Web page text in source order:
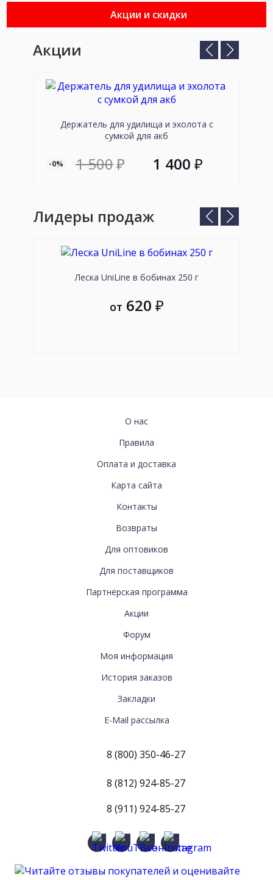
Акции и скидки
Акции
Предыдущий
слайдслайд
Держатель для удилища и эхолота с
сумкой для акб
-0% 1 500₽ 1 400 ₽
Лидеры продаж
Предыдущий
слайдслайд
Леска UniLine в бобинах 250 г
от 620 ₽
О нас
Правила
Оплата и доставка
Карта сайта
Контакты
Возвраты
Для оптовиков
Для поставщиков
ДОПОЛНИТЕЛЬНО
Партнёрская программа
Акции
Форум
ИНФОРМАЦИЯ
Моя информация
История заказов
Закладки
E-Mail рассылка
8 (800) 350-46-27
8 (812) 924-85-27
8 (911) 924-85-27
TwitterYouTubeВконтакте
Instagram